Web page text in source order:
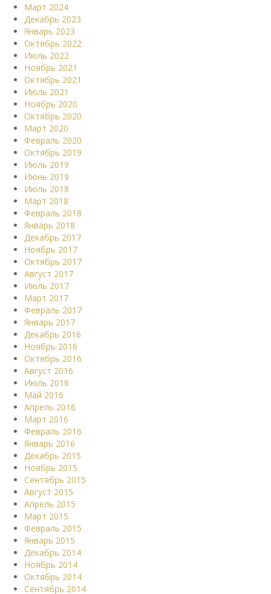
Март 2024
Декабрь 2023
Январь 2023
Октябрь 2022
Июль 2022
Ноябрь 2021
Октябрь 2021
Июль 2021
Ноябрь 2020
Октябрь 2020
Март 2020
Февраль 2020
Октябрь 2019
Июль 2019
Июнь 2019
Июль 2018
Март 2018
Февраль 2018
Январь 2018
Декабрь 2017
Ноябрь 2017
Октябрь 2017
Август 2017
Июль 2017
Март 2017
Февраль 2017
Январь 2017
Декабрь 2016
Ноябрь 2016
Октябрь 2016
Август 2016
Июль 2016
Май 2016
Апрель 2016
Март 2016
Февраль 2016
Январь 2016
Декабрь 2015
Ноябрь 2015
Сентябрь 2015
Август 2015
Апрель 2015
Март 2015
Февраль 2015
Январь 2015
Декабрь 2014
Ноябрь 2014
Октябрь 2014
Сентябрь 2014